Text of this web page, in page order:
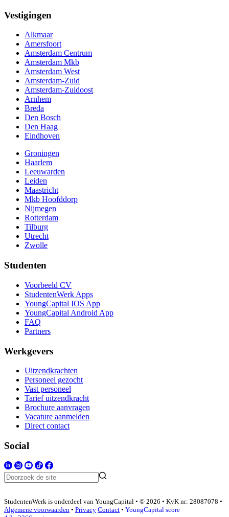
Vestigingen
Alkmaar
Amersfoort
Amsterdam Centrum
Amsterdam Mkb
Amsterdam West
Amsterdam-Zuid
Amsterdam-Zuidoost
Arnhem
Breda
Den Bosch
Den Haag
Eindhoven
Groningen
Haarlem
Leeuwarden
Leiden
Maastricht
Mkb Hoofddorp
Nijmegen
Rotterdam
Tilburg
Utrecht
Zwolle
Studenten
Voorbeeld CV
StudentenWerk Apps
YoungCapital IOS App
YoungCapital Android App
FAQ
Partners
Werkgevers
Uitzendkrachten
Personeel gezocht
Vast personeel
Tarief uitzendkracht
Brochure aanvragen
Vacature aanmelden
Direct contact
Social
StudentenWerk is onderdeel van YoungCapital • © 2026 • KvK nr: 28087078 •
Algemene voorwaarden • Privacy Contact • YoungCapital score